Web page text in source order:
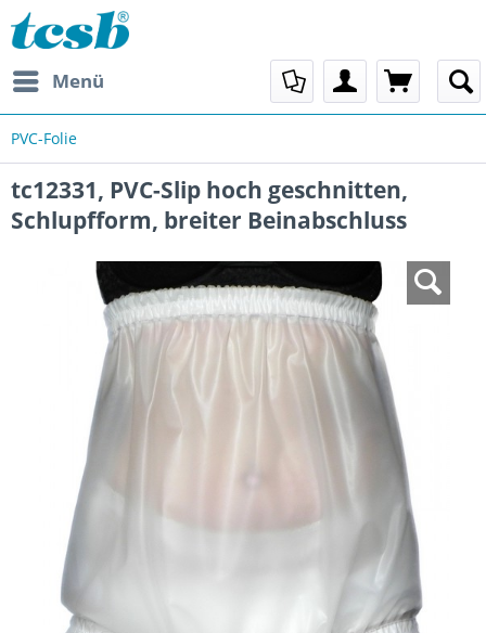
Menü
PVC-Folie
tc12331, PVC-Slip hoch geschnitten,
Schlupfform, breiter Beinabschluss